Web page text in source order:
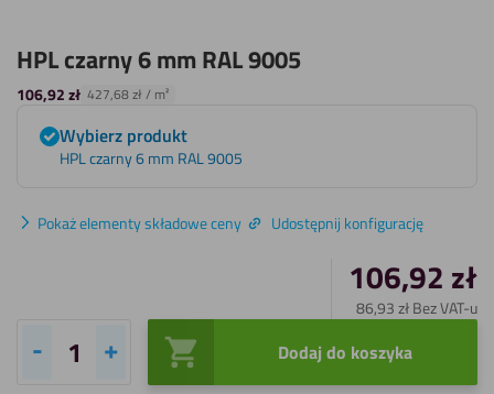
HPL czarny 6 mm RAL 9005
106,92zł 427,68zł / m²
Wybierz produkt
HPL czarny 6 mm RAL 9005
Pokaż elementy składowe ceny Udostępnij konfigurację
106,92 zł
86,93złBez VAT-u
ilość
Dodaj do koszyka